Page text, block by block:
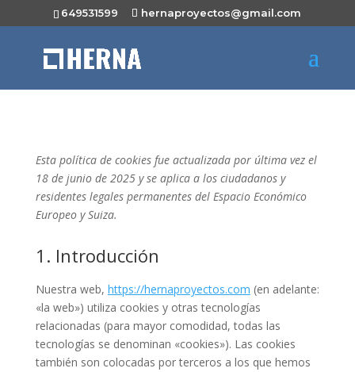
649531599 hernaproyectos@gmail.com
Esta política de cookies fue actualizada por última vez el
18 de junio de 2025 y se aplica a los ciudadanos y
residentes legales permanentes del Espacio Económico
Europeo y Suiza.
1. Introducción
Nuestra web, https://hernaproyectos.com (en adelante:
«la web») utiliza cookies y otras tecnologías
relacionadas (para mayor comodidad, todas las
tecnologías se denominan «cookies»). Las cookies
también son colocadas por terceros a los que hemos